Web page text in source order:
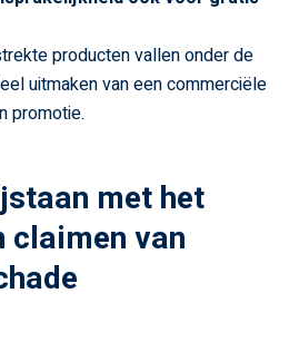
producten vallen onder de
uitmaken van een commerciële
promotie.
met het
claimen van